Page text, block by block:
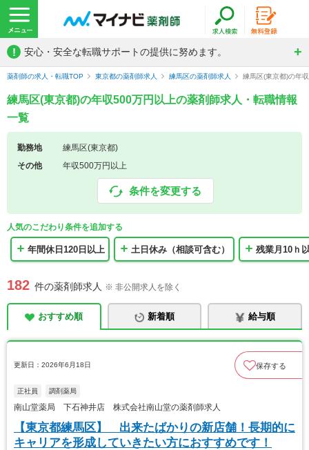
! 安心・安全な転職サポートの提供に努めます。
薬剤師の求人・転職TOP 東京都の薬剤師求人 練馬区の薬剤師求人 練馬区(東京都)の年
練馬区(東京都)の年収500万円以上の薬剤師求人・転職情報
一覧
勤務地
練馬区(東京都)
その他
年収500万円以上
条件を変更する
人気のこだわり条件を追加する
年間休日120日以上 土日休み（相談可含む） 残業月10ｈ
182 件の薬剤師求人 ※ 非公開求人を除く
おすすめ順 新着順 給与順
更新日：2026年6月18日 保存する
正社員 調剤薬局
南山堂薬局 下石神井店 株式会社南山堂の薬剤師求人
【東京都練馬区】 出来たばかりの新店舗！長期的に
キャリアを形成していきたい方におすすめです！